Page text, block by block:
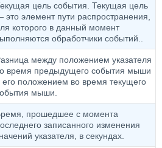
цель события. Текущая цель
это элемент пути распространения,
которого в данный момент
обработчики событий..
между положением указателя
время предыдущего события мыши
его положением во время текущего
мыши.
прошедшее с момента
записанного изменения
указателя, в секундах.